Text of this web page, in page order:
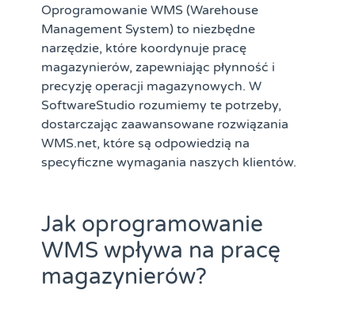
Oprogramowanie WMS (Warehouse
Management System) to niezbędne
narzędzie, które koordynuje pracę
magazynierów, zapewniając płynność i
precyzję operacji magazynowych. W
SoftwareStudio rozumiemy te potrzeby,
dostarczając zaawansowane rozwiązania
WMS.net, które są odpowiedzią na
specyficzne wymagania naszych klientów.
Jak oprogramowanie
WMS wpływa na pracę
magazynierów?